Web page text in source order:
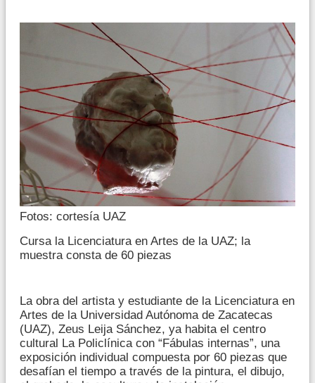
Fotos: cortesía UAZ
Cursa la Licenciatura en Artes de la UAZ; la
muestra consta de 60 piezas
La obra del artista y estudiante de la Licenciatura en
Artes de la Universidad Autónoma de Zacatecas
(UAZ), Zeus Leija Sánchez, ya habita el centro
cultural La Policlínica con “Fábulas internas”, una
exposición individual compuesta por 60 piezas que
desafían el tiempo a través de la pintura, el dibujo,